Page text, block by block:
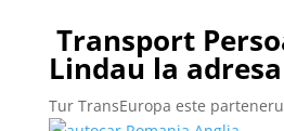
Transport
Lindau la
Tur TransEuropa este